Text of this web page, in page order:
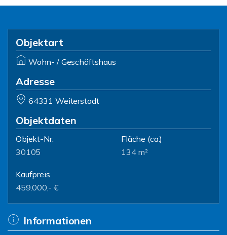
Objektart
Wohn- / Geschäftshaus
Adresse
64331 Weiterstadt
Objektdaten
Objekt-Nr.
30105
Fläche (ca.)
134 m²
Kaufpreis
459.000,- €
Informationen